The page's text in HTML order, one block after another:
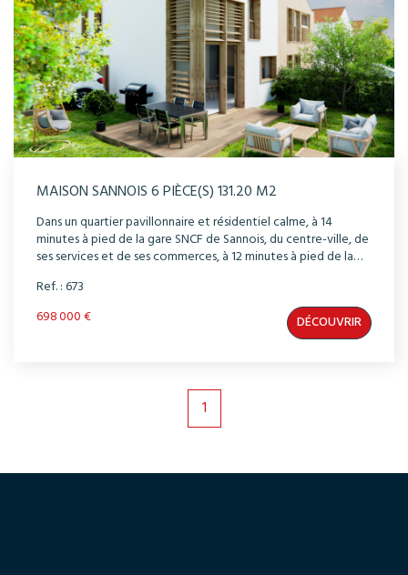
MAISON SANNOIS 6 PIÈCE(S) 131.20 M2
Dans un quartier pavillonnaire et résidentiel calme, à 14
minutes à pied de la gare SNCF de Sannois, du centre-ville, de
ses services et de ses commerces, à 12 minutes à pied de la
1512 ), découvrez cette maison, à l'architecture
contemporaine dotée d'un beau jardins privatif plein sud
pour profiter du meilleur ensoleillement et du calme
environnant. La conception et les prestations des maisons
orientations pour une luminosité optimale, carrelage à RDC
et parquet à l'étage. Vous disposerez d'une pompe à chaleur
individuelle pour la production d'eau chaude et le chauffage
Ref. : 673
698 000 €
DÉCOUVRIR
1